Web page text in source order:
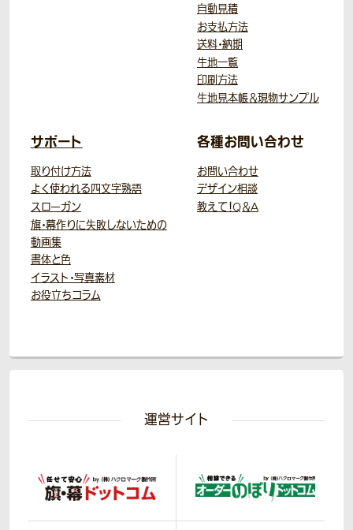
自動見積
お支払方法
送料・納期
生地一覧
印刷方法
生地見本帳＆現物サンプル
サポート
取り付け方法
よく使われる四文字熟語
スローガン
旗・幕作りに失敗しないための
動画集
書体と色
イラスト・写真素材
お役立ちコラム
各種お問い合わせ
お問い合わせ
デザイン相談
教えて！Q＆A
運営サイト